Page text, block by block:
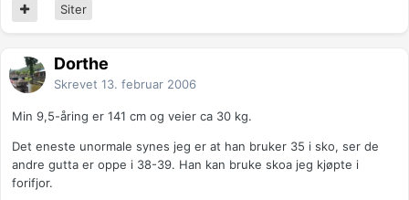
Siter
Dorthe
Skrevet 13. februar 2006
Min 9,5-åring er 141 cm og veier ca 30 kg.
Det eneste unormale synes jeg er at han bruker 35 i sko, ser de
andre gutta er oppe i 38-39. Han kan bruke skoa jeg kjøpte i
forifjor.